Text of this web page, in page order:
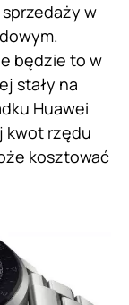
w
będzie to w
stały na
Huawei
kwot rzędu
kosztować